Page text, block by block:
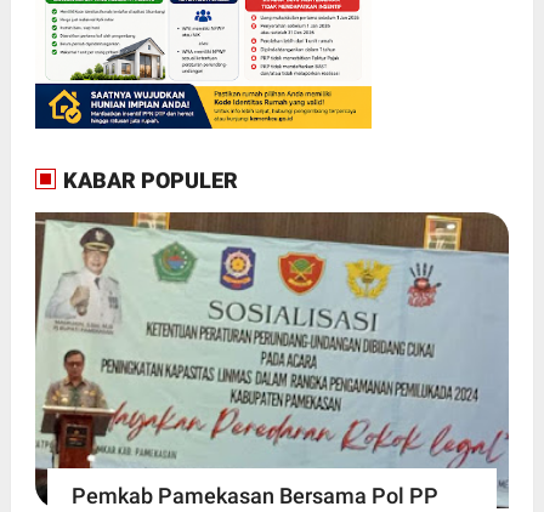
KABAR POPULER
Pemkab Pamekasan Bersama Pol PP